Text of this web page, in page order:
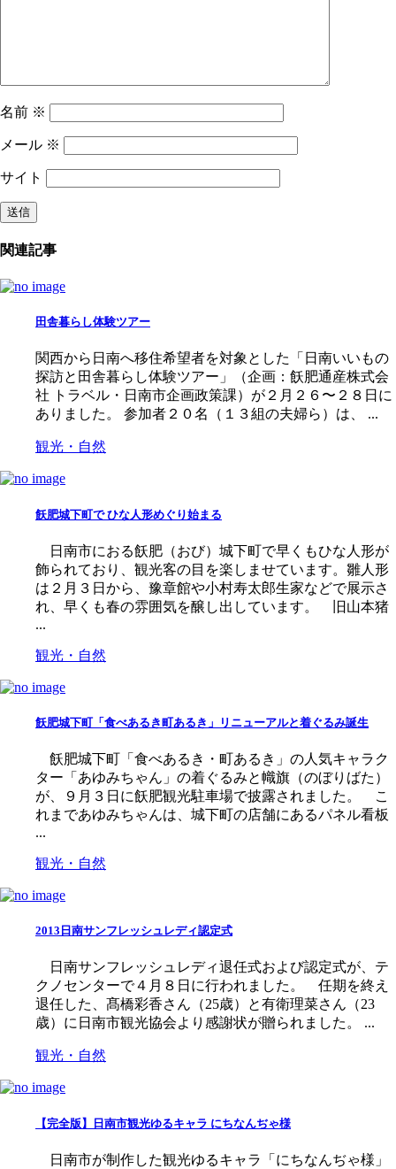
名前 ※
メール ※
サイト
関連記事
田舎暮らし体験ツアー
関西から日南へ移住希望者を対象とした「日南いいもの
探訪と田舎暮らし体験ツアー」（企画：飫肥通産株式会
社 トラベル・日南市企画政策課）が２月２６〜２８日に
ありました。 参加者２０名（１３組の夫婦ら）は、 ...
観光・自然
飫肥城下町で ひな人形めぐり始まる
日南市におる飫肥（おび）城下町で早くもひな人形が
飾られており、観光客の目を楽しませています。雛人形
は２月３日から、豫章館や小村寿太郎生家などで展示さ
れ、早くも春の雰囲気を醸し出しています。 旧山本猪
...
観光・自然
飫肥城下町「食べあるき町あるき」リニューアルと着ぐるみ誕生
飫肥城下町「食べあるき・町あるき」の人気キャラク
ター「あゆみちゃん」の着ぐるみと幟旗（のぼりばた）
が、９月３日に飫肥観光駐車場で披露されました。 こ
れまであゆみちゃんは、城下町の店舗にあるパネル看板
...
観光・自然
2013日南サンフレッシュレディ認定式
日南サンフレッシュレディ退任式および認定式が、テ
クノセンターで４月８日に行われました。 任期を終え
退任した、髙橋彩香さん（25歳）と有衛理菜さん（23
歳）に日南市観光協会より感謝状が贈られました。 ...
観光・自然
【完全版】日南市観光ゆるキャラ にちなんぢゃ様
日南市が制作した観光ゆるキャラ「にちなんぢゃ様」